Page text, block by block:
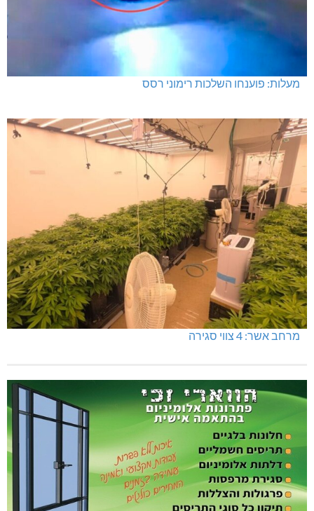
מעלות: פוענחו השלכות רימוני רסס
מרחב אשר: 4 צווי סגירה